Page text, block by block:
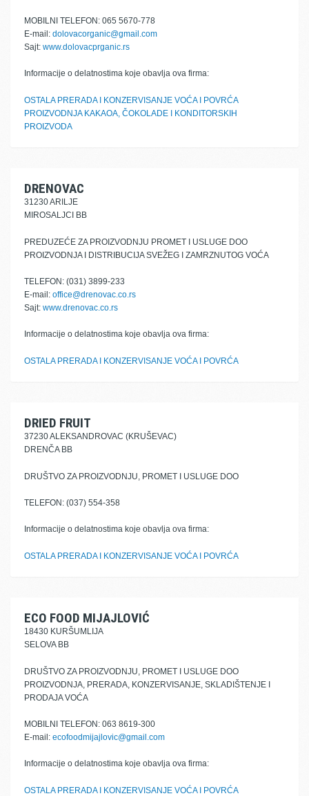
MOBILNI TELEFON: 065 5670-778
E-mail: dolovacorganic@gmail.com
Sajt: www.dolovacprganic.rs
Informacije o delatnostima koje obavlja ova firma:
OSTALA PRERADA I KONZERVISANJE VOĆA I POVRĆA
PROIZVODNJA KAKAOA, ČOKOLADE I KONDITORSKIH
PROIZVODA
DRENOVAC
31230 ARILJE
MIROSALJCI BB
PREDUZEĆE ZA PROIZVODNJU PROMET I USLUGE DOO
PROIZVODNJA I DISTRIBUCIJA SVEŽEG I ZAMRZNUTOG VOĆA
TELEFON: (031) 3899-233
E-mail: office@drenovac.co.rs
Sajt: www.drenovac.co.rs
Informacije o delatnostima koje obavlja ova firma:
OSTALA PRERADA I KONZERVISANJE VOĆA I POVRĆA
DRIED FRUIT
37230 ALEKSANDROVAC (KRUŠEVAC)
DRENČA BB
DRUŠTVO ZA PROIZVODNJU, PROMET I USLUGE DOO
TELEFON: (037) 554-358
Informacije o delatnostima koje obavlja ova firma:
OSTALA PRERADA I KONZERVISANJE VOĆA I POVRĆA
ECO FOOD MIJAJLOVIĆ
18430 KURŠUMLIJA
SELOVA BB
DRUŠTVO ZA PROIZVODNJU, PROMET I USLUGE DOO
PROIZVODNJA, PRERADA, KONZERVISANJE, SKLADIŠTENJE I
PRODAJA VOĆA
MOBILNI TELEFON: 063 8619-300
E-mail: ecofoodmijajlovic@gmail.com
Informacije o delatnostima koje obavlja ova firma:
OSTALA PRERADA I KONZERVISANJE VOĆA I POVRĆA